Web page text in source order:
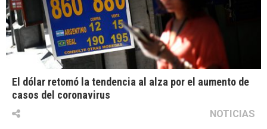
El dólar retomó la tendencia al alza por el aumento de
casos del coronavirus
NOTICIAS